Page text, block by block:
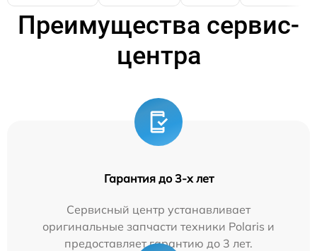
Преимущества сервис-
центра
Гарантия до 3-х лет
Сервисный центр устанавливает
оригинальные запчасти техники Polaris и
предоставляет гарантию до 3 лет.